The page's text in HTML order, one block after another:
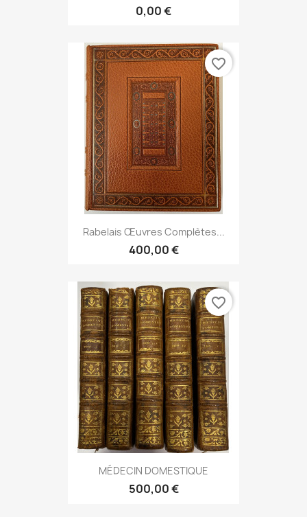
0,00 €
Rabelais Œuvres Complètes...
400,00 €
favorite_border
MÉDECIN DOMESTIQUE
500,00 €
favorite_border